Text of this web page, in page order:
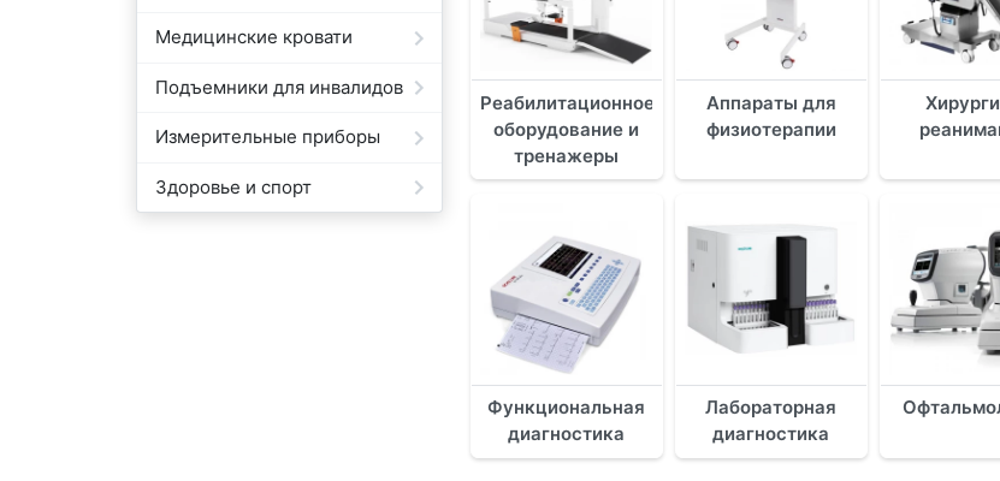
Медицинские кровати
Подъемники для инвалидов
Измерительные приборы
Здоровье и спорт
Реабилитационное
оборудование и
тренажеры
Аппараты для
физиотерапии
Функциональная
диагностика
Лабораторная
диагностика